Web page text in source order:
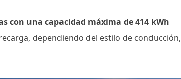
con una capacidad máxima de 414 kWh
dependiendo del estilo de conducción,